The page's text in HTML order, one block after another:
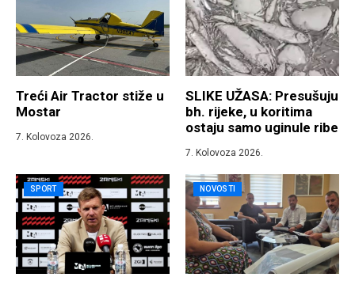
Treći Air Tractor stiže u
Mostar
7. Kolovoza 2026.
SLIKE UŽASA: Presušuju
bh. rijeke, u koritima
ostaju samo uginule ribe
7. Kolovoza 2026.
SPORT NOVOSTI